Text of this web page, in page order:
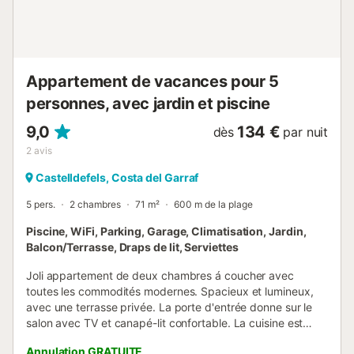
Appartement de vacances pour 5
personnes, avec jardin et piscine
9,0
2 avis
dès 134 € par nuit
Castelldefels, Costa del Garraf
5 pers. 2 chambres 71 m² 600 m de la plage
Piscine, WiFi, Parking, Garage, Climatisation, Jardin,
Balcon/Terrasse, Draps de lit, Serviettes
Joli appartement de deux chambres á coucher avec
toutes les commodités modernes. Spacieux et lumineux,
avec une terrasse privée. La porte d'entrée donne sur le
salon avec TV et canapé-lit confortable. La cuisine est
Annulation GRATUITE